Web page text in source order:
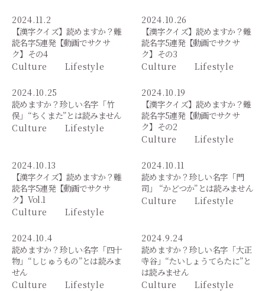
2024.11.2
【漢字クイズ】読めますか？難
読名字5連発【動画でサクサ
ク】その4
Culture
Lifestyle
2024.10.26
【漢字クイズ】読めますか？難
読名字5連発【動画でサクサ
ク】その3
Culture
Lifestyle
2024.10.25
読めますか？珍しい名字「竹
俣」“ちくまた”とは読みません
Culture
Lifestyle
2024.10.19
【漢字クイズ】読めますか？難
読名字5連発【動画でサクサ
ク】その2
Culture
Lifestyle
2024.10.13
【漢字クイズ】読めますか？難
読名字5連発【動画でサクサ
ク】Vol.1
Culture
Lifestyle
2024.10.11
読めますか？珍しい名字「門
司」 “かどつか”とは読みません
Culture
Lifestyle
2024.10.4
読めますか？珍しい名字「四十
物」“しじゅうもの”とは読みま
せん
Culture
Lifestyle
2024.9.24
読めますか？珍しい名字「大正
寺谷」“たいしょうてらたに”と
は読みません
Culture
Lifestyle